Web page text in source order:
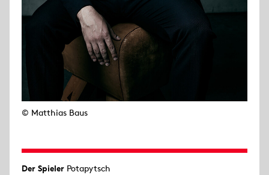
© Matthias Baus
Der Spieler Potapytsch